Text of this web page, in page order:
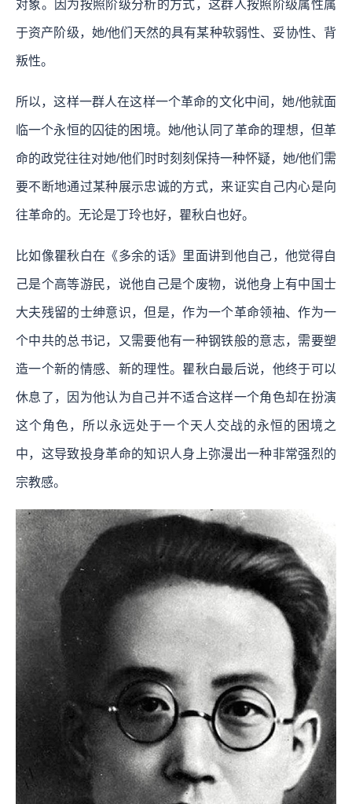
对象。因为按照阶级分析的方式，这群人按照阶级属性属
于资产阶级，她/他们天然的具有某种软弱性、妥协性、背
叛性。
所以，这样一群人在这样一个革命的文化中间，她/他就面
临一个永恒的囚徒的困境。她/他认同了革命的理想，但革
命的政党往往对她/他们时时刻刻保持一种怀疑，她/他们需
要不断地通过某种展示忠诚的方式，来证实自己内心是向
往革命的。无论是丁玲也好，瞿秋白也好。
比如像瞿秋白在《多余的话》里面讲到他自己，他觉得自
己是个高等游民，说他自己是个废物，说他身上有中国士
大夫残留的士绅意识，但是，作为一个革命领袖、作为一
个中共的总书记，又需要他有一种钢铁般的意志，需要塑
造一个新的情感、新的理性。瞿秋白最后说，他终于可以
休息了，因为他认为自己并不适合这样一个角色却在扮演
这个角色，所以永远处于一个天人交战的永恒的困境之
中，这导致投身革命的知识人身上弥漫出一种非常强烈的
宗教感。